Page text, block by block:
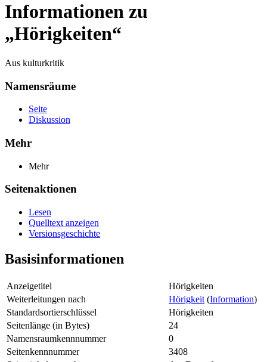
Informationen zu
„Hörigkeiten“
Aus kulturkritik
Namensräume
Seite
Diskussion
Mehr
Mehr
Seitenaktionen
Lesen
Quelltext anzeigen
Versionsgeschichte
Basisinformationen
Anzeigetitel
Hörigkeiten
Weiterleitungen nach
Hörigkeit (Information)
Standardsortierschlüssel
Hörigkeiten
Seitenlänge (in Bytes)
24
Namensraumkennnummer
0
Seitenkennnummer
3408